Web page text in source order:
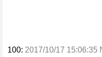
100: 2017/10/17 15:06:35